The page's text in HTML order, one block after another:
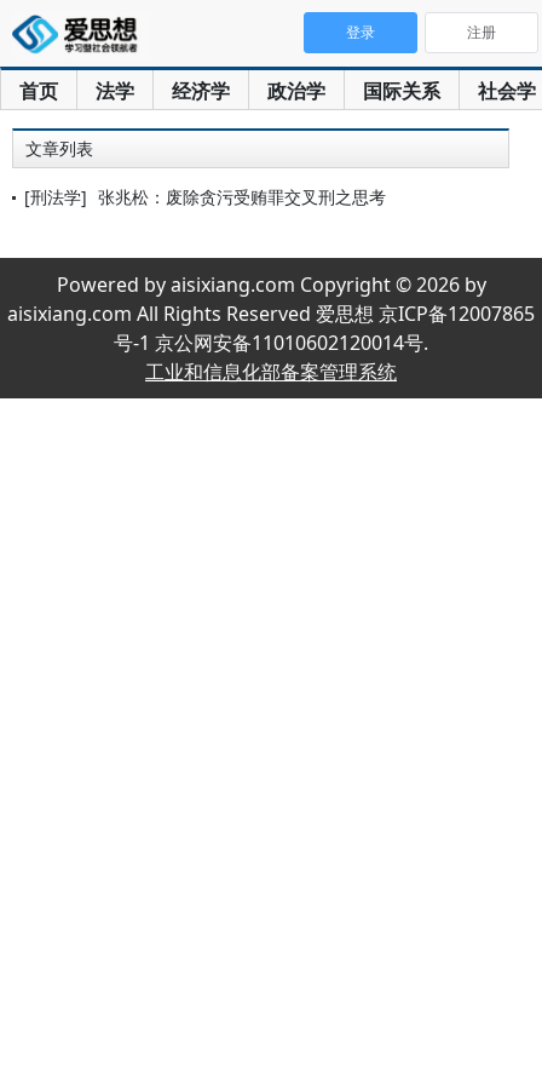
首页 法学 经济学 政治学 国际关系 社会学
登录 注册
文章列表
[刑法学] 张兆松：废除贪污受贿罪交叉刑之思考
Powered by aisixiang.com Copyright © 2026 by
aisixiang.com All Rights Reserved 爱思想 京ICP备12007865
号-1 京公网安备11010602120014号.
工业和信息化部备案管理系统